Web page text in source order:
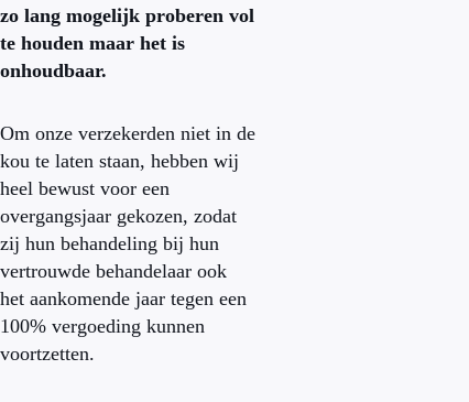
zo lang mogelijk proberen vol
te houden maar het is
onhoudbaar.
Om onze verzekerden niet in de
kou te laten staan, hebben wij
heel bewust voor een
overgangsjaar gekozen, zodat
zij hun behandeling bij hun
vertrouwde behandelaar ook
het aankomende jaar tegen een
100% vergoeding kunnen
voortzetten.